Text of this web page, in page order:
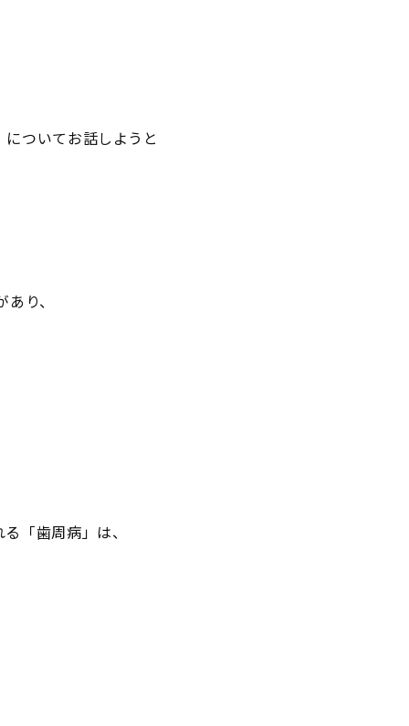
ついてお話しようと
り、
「歯周病」は、